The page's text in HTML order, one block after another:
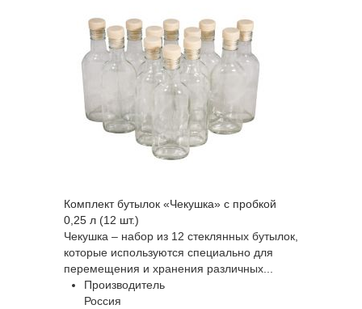
Комплект бутылок «Чекушка» с пробкой
0,25 л (12 шт.)
Чекушка – набор из 12 стеклянных бутылок,
которые используются специально для
перемещения и хранения различных...
Производитель
Россия